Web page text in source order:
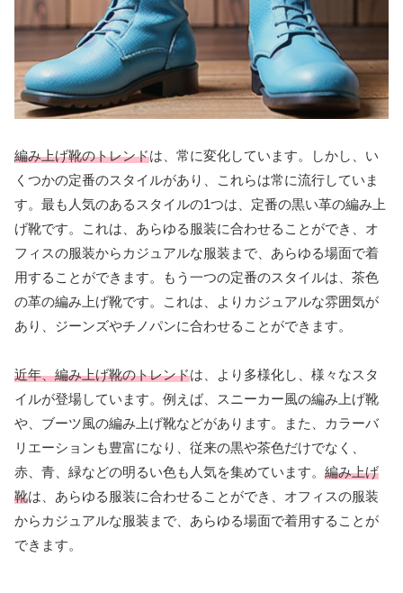
編み上げ靴のトレンドは、常に変化しています。しかし、い
くつかの定番のスタイルがあり、これらは常に流行していま
す。最も人気のあるスタイルの1つは、定番の黒い革の編み上
げ靴です。これは、あらゆる服装に合わせることができ、オ
フィスの服装からカジュアルな服装まで、あらゆる場面で着
用することができます。もう一つの定番のスタイルは、茶色
の革の編み上げ靴です。これは、よりカジュアルな雰囲気が
あり、ジーンズやチノパンに合わせることができます。
近年、編み上げ靴のトレンドは、より多様化し、様々なスタ
イルが登場しています。例えば、スニーカー風の編み上げ靴
や、ブーツ風の編み上げ靴などがあります。また、カラーバ
リエーションも豊富になり、従来の黒や茶色だけでなく、
赤、青、緑などの明るい色も人気を集めています。 編み上げ
靴は、あらゆる服装に合わせることができ、オフィスの服装
からカジュアルな服装まで、あらゆる場面で着用することが
できます。